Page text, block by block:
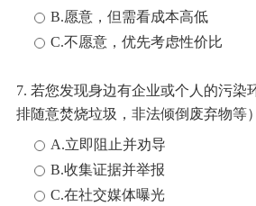
B.愿意，但需看成本高低
C.不愿意，优先考虑性价比
7. 若您发现身边有企业或个人的污染
排随意焚烧垃圾，非法倾倒废弃物等
A.立即阻止并劝导
B.收集证据并举报
C.在社交媒体曝光